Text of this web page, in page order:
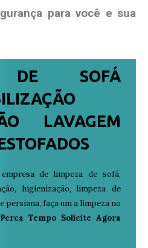
para você e sua
DE SOFÁ
LAVAGEM
de limpeza de sofá,
higienização, limpeza de
persiana, faça um a limpeza no
Tempo Solicite Agora